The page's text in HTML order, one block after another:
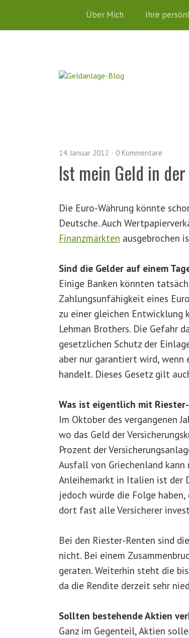
Über Mich Ihre
14. Januar 2012 0 Kommentare
Ist mein Geld in
Die Euro-Währung könnte
Deutsche. Auch
Finanzmärkten ausgebrochen
Sind die Gelder auf einem
Einige Banken könnten
Zahlungsunfähigkeit eines
zu einer gleichen Entwicklung
Lehman Brothers. Die Gefahr
gesetzlichen Schutz der
aber nur garantiert wird,
handelt. Dieses Gesetz gilt
Was ist eigentlich mit
Im Oktober des vergangenen
wo das Geld der
Prozent der
Ausfall von Griechenland
Anleihemarkt in Italien ist der
jedoch würde die Folge
dort fast alle Versicherer
Bei den Riester-Renten sind
nicht. Bei einem
geraten. Weiterhin steht die
da die Rendite derzeit sehr
Sollten bestehende Aktien
Ganz im Gegenteil, Aktien